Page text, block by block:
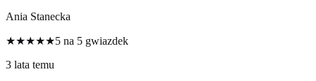
Ania Stanecka
★★★★★5 na 5 gwiazdek
3 lata temu